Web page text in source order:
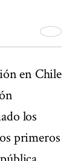
en Chile
los
primeros